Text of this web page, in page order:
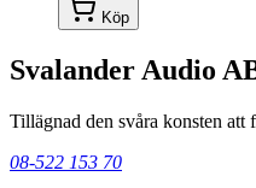
Köp
Svalander Audio
Tillägnad den svåra konsten att
08-522 153 70